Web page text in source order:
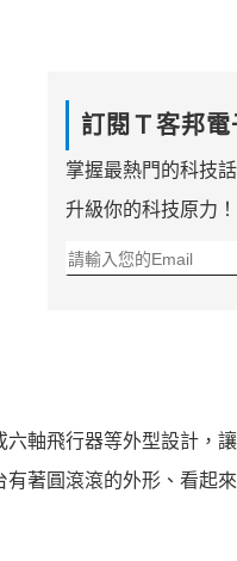
訂閱Ｔ客邦電
掌握最熱門的科技
升級你的科技原力！
軸飛行器等外型設計，
著圓滾滾的外形、看起